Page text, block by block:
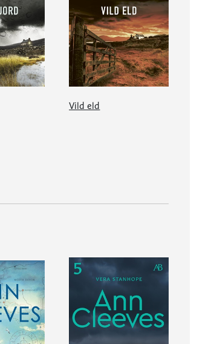
Vild eld